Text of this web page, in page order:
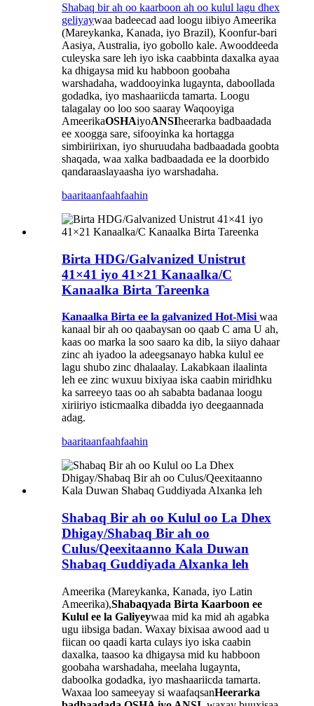
Shabaq bir ah oo kaarboon ah oo kulul lagu dhex
geliyaywaa badeecad aad loogu iibiyo Ameerika
(Mareykanka, Kanada, iyo Brazil), Koonfur-bari
Aasiya, Australia, iyo gobollo kale. Awooddeeda
culeyska sare leh iyo iska caabbinta daxalka ayaa
ka dhigaysa mid ku habboon goobaha
warshadaha, waddooyinka lugaynta, daboollada
godadka, iyo mashaariicda tamarta. Loogu
talagalay oo loo soo saaray Waqooyiga
AmeerikaOSHAiyoANSIheerarka badbaadada
ee xoogga sare, sifooyinka ka hortagga
simbiriirixan, iyo shuruudaha badbaadada goobta
shaqada, waa xalka badbaadada ee la doorbido
qandaraaslayaasha iyo warshadaha.
baaritaanfaahfaahin
Birta HDG/Galvanized Unistrut
41×41 iyo 41×21 Kanaalka/C
Kanaalka Birta Tareenka
Kanaalka Birta ee la galvanized Hot-Misi waa
kanaal bir ah oo qaabaysan oo qaab C ama U ah,
kaas oo marka la soo saaro ka dib, la siiyo dahaar
zinc ah iyadoo la adeegsanayo habka kulul ee
lagu shubo zinc dhalaalay. Lakabkaan ilaalinta
leh ee zinc wuxuu bixiyaa iska caabin miridhku
ka sarreeyo taas oo ah sababta badanaa loogu
xiriiriyo isticmaalka dibadda iyo deegaannada
adag.
baaritaanfaahfaahin
Shabaq Bir ah oo Kulul oo La Dhex
Dhigay/Shabaq Bir ah oo
Culus/Qeexitaanno Kala Duwan
Shabaq Guddiyada Alxanka leh
Ameerika (Mareykanka, Kanada, iyo Latin
Ameerika),Shabaqyada Birta Kaarboon ee
Kulul ee la Galiyeywaa mid ka mid ah agabka
ugu iibsiga badan. Waxay bixisaa awood aad u
fiican oo qaadi karta culays iyo iska caabin
daxalka, taasoo ka dhigaysa mid ku habboon
goobaha warshadaha, meelaha lugaynta,
daboolka godadka, iyo mashaariicda tamarta.
Waxaa loo sameeyay si waafaqsanHeerarka